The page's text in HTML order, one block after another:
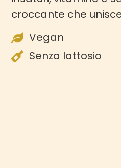
croccante che
Vegan
Senza lattosio